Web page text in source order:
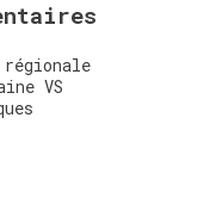
régionale
VS